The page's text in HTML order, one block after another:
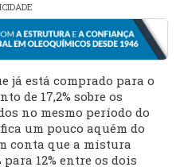
já está comprado para o
de 17,2% sobre os
no mesmo período do
um pouco aquém do
conta que a mistura
12% entre os dois